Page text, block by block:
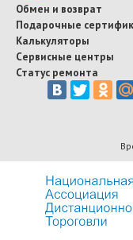
Обмен и возврат
Подарочные
Калькуляторы
Сервисные центры
Статус ремонта